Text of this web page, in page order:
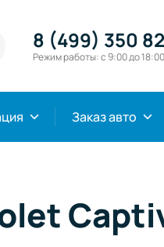
8 (499) 350
Режим работы: с 9:00 до 18:00
Заказ авто